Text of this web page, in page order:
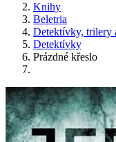
Knihy
Beletria
Detektívky, trilery
Detektívky
Prázdné křeslo